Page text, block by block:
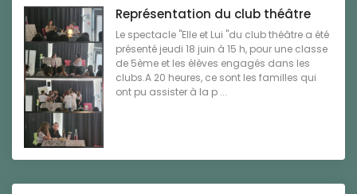
Représentation du club théâtre
Le spectacle "Elle et Lui "du club théâtre a été
présenté jeudi 18 juin à 15 h, pour une classe
de 5ème et les élèves engagés dans les
clubs.A 20 heures, ce sont les familles qui
ont pu assister à la p ...